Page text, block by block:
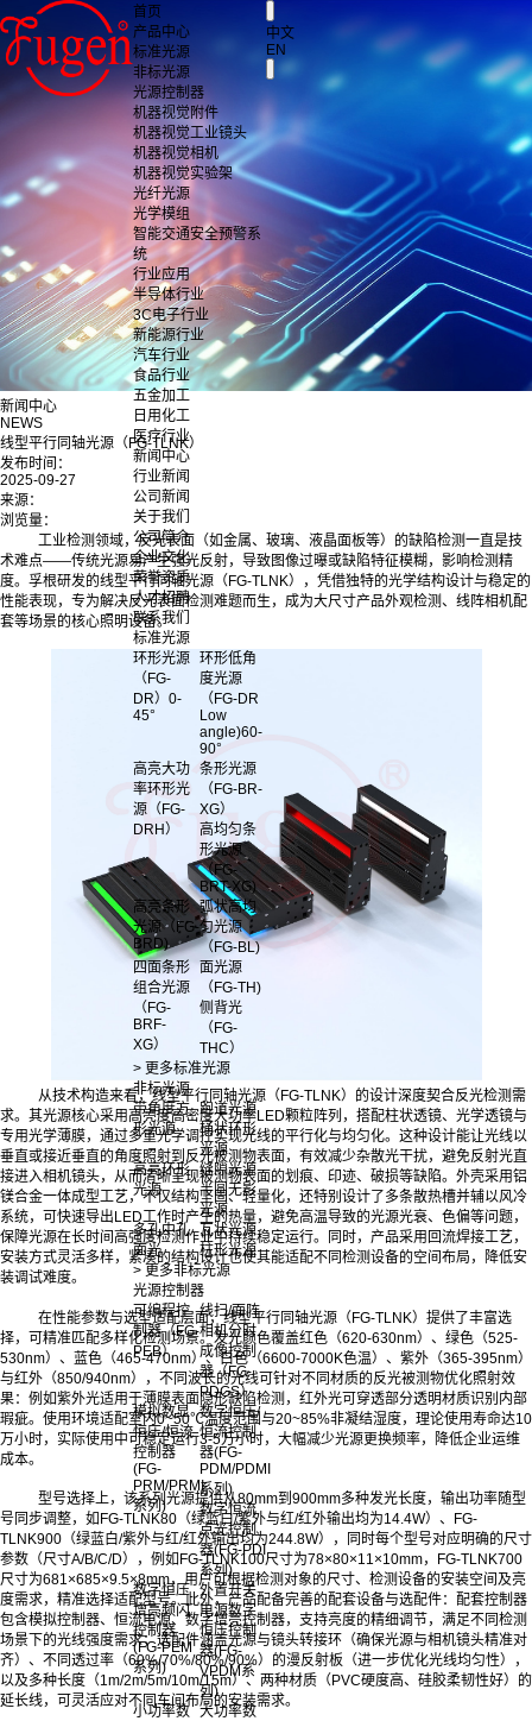
首页
产品中心
标准光源
非标光源
光源控制器
机器视觉附件
机器视觉工业镜头
机器视觉相机
机器视觉实验架
光纤光源
光学模组
智能交通安全预警系
统
行业应用
半导体行业
3C电子行业
新能源行业
汽车行业
食品行业
五金加工
日用化工
医疗行业
新闻中心
行业新闻
公司新闻
关于我们
公司简介
企业文化
荣誉资质
人才招聘
联系我们
标准光源
环形光源
（FG-
DR）0-
45°
环形低角
度光源
（FG-DR
Low
angle)60-
90°
高亮大功
率环形光
源（FG-
DRH）
条形光源
（FG-BR-
XG）
高均匀条
形光源
（FG-
BRT-XG)
高亮条形
光源（FG-
BRD)
弧状高均
匀光源
（FG-BL)
四面条形
组合光源
（FG-
BRF-
XG）
面光源
（FG-TH)
侧背光
（FG-
THC）
> 更多标准光源
非标光源
带角度方
形光源
跑道光源
桶状环形
光源
高亮环形
光源
缝隙光源
半圆无影
光源
多孔中孔
面光
瓦状光源
柱形光源
> 更多非标光源
光源控制器
可编程控
制器（FG-
PEB）
线扫/面阵
相机分时
成像控制
器（FG-
PDGS）
模拟数显
恒压/恒流
控制器
(FG-
PRM/PRMI
系列)
数字恒压/
恒流控制
器(FG-
PDM/PDMI
系列)
数字恒流
点光控制
器(FG-PDI
系列)
数字恒压
增亮频闪
控制器
(FG-PEM
系列)
外置开关
电源数字
恒压控制
器(FG-
VPDM系
列)
小功率数 大功率数
中文
EN
新闻中心
NEWS
线型平行同轴光源（FG-TLNK）
发布时间：
2025-09-27
来源：
浏览量：
工业检测领域，反光表面（如金属、玻璃、液晶面板等）的缺陷检测一直是技
术难点——传统光源易产生强光反射，导致图像过曝或缺陷特征模糊，影响检测精
度。孚根研发的线型平行同轴光源（FG-TLNK），凭借独特的光学结构设计与稳定的
性能表现，专为解决反光表面检测难题而生，成为大尺寸产品外观检测、线阵相机配
套等场景的核心照明设备。
从技术构造来看，线型平行同轴光源（FG-TLNK）的设计深度契合反光检测需
求。其光源核心采用高亮度高密度大功率LED颗粒阵列，搭配柱状透镜、光学透镜与
专用光学薄膜，通过多重光学调控实现光线的平行化与均匀化。这种设计能让光线以
垂直或接近垂直的角度照射到反光被测物表面，有效减少杂散光干扰，避免反射光直
接进入相机镜头，从而清晰呈现被测物表面的划痕、印迹、破损等缺陷。外壳采用铝
镁合金一体成型工艺，不仅结构坚固、轻量化，还特别设计了多条散热槽并辅以风冷
系统，可快速导出LED工作时产生的热量，避免高温导致的光源光衰、色偏等问题，
保障光源在长时间高强度检测作业中持续稳定运行。同时，产品采用回流焊接工艺，
安装方式灵活多样，紧凑的结构设计也使其能适配不同检测设备的空间布局，降低安
装调试难度。
在性能参数与选型适配层面，线型平行同轴光源（FG-TLNK）提供了丰富选
择，可精准匹配多样化检测场景。发光颜色覆盖红色（620-630nm）、绿色（525-
530nm）、蓝色（465-470nm）、白色（6600-7000K色温）、紫外（365-395nm）
与红外（850/940nm），不同波长的光线可针对不同材质的反光被测物优化照射效
果：例如紫外光适用于薄膜表面隐形缺陷检测，红外光可穿透部分透明材质识别内部
瑕疵。使用环境适配室内0~50℃温度范围与20~85%非凝结湿度，理论使用寿命达10
万小时，实际使用中可稳定运行3-5万小时，大幅减少光源更换频率，降低企业运维
成本。
型号选择上，该系列光源提供从80mm到900mm多种发光长度，输出功率随型
号同步调整，如FG-TLNK80（绿蓝白/紫外与红/红外输出均为14.4W）、FG-
TLNK900（绿蓝白/紫外与红/红外输出均为244.8W），同时每个型号对应明确的尺寸
参数（尺寸A/B/C/D），例如FG-TLNK100尺寸为78×80×11×10mm，FG-TLNK700
尺寸为681×685×9.5×8mm，用户可根据检测对象的尺寸、检测设备的安装空间及亮
度需求，精准选择适配型号。此外，产品配备完善的配套设备与选配件：配套控制器
包含模拟控制器、恒流电源、数字增亮控制器，支持亮度的精细调节，满足不同检测
场景下的光线强度需求；选配件涵盖光源与镜头转接环（确保光源与相机镜头精准对
齐）、不同透过率（60%/70%/80%/90%）的漫反射板（进一步优化光线均匀性），
以及多种长度（1m/2m/5m/10m/15m）、两种材质（PVC硬度高、硅胶柔韧性好）的
延长线，可灵活应对不同车间布局的安装需求。